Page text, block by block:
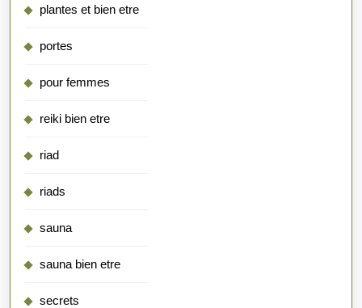
plantes et bien etre
portes
pour femmes
reiki bien etre
riad
riads
sauna
sauna bien etre
secrets